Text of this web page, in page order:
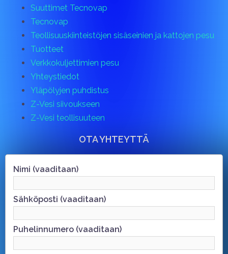
Suuttimet Tecnovap
Tecnovap
Teollisuuskiinteistöjen sisäseinien ja kattojen pesu
Tuotteet
Verkkokuljettimien pesu
Yhteystiedot
Yläpölyjen puhdistus
Z-Vesi siivoukseen
Z-Vesi teollisuuteen
OTA YHTEYTTÄ
Nimi (vaaditaan)
Sähköposti (vaaditaan)
Puhelinnumero (vaaditaan)